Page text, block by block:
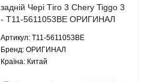
задній Чері Тіго 3 Chery Tiggo 3
- T11-5611053BE ОРИГИНАЛ
Артикул: T11-5611053BE
Брeнд: ОРИГИНАЛ
Країна: Китай